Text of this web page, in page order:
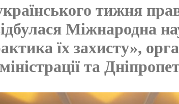
тижня
Міжнародна
їх захисту»,
та